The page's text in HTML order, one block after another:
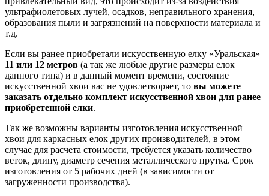
ультрафиолетовых лучей, осадков, неправильного хранения,
образования пыли и загрязнений на поверхности материала и
т.д.
Если вы ранее приобретали искусственную елку «Уральская»
11 или 12 метров (а так же любые другие размеры елок
данного типа) и в данный момент времени, состояние
искусственной хвои вас не удовлетворяет, то вы можете
заказать отдельно комплект искусственной хвои для ранее
приобретенной елки.
Так же возможны варианты изготовления искусственной
хвои для каркасных елок других производителей, в этом
случае для расчета стоимости, требуется указать количество
веток, длину, диаметр сечения металлического прутка. Срок
изготовления от 5 рабочих дней (в зависимости от
загруженности производства).